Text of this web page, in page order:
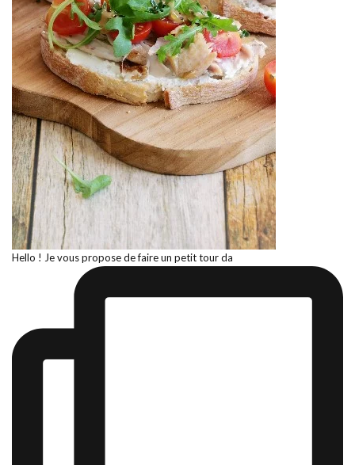
Hello ! Je vous propose de faire un petit tour da